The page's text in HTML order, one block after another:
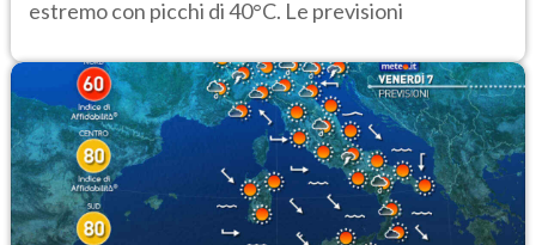
estremo con picchi di 40°C. Le previsioni